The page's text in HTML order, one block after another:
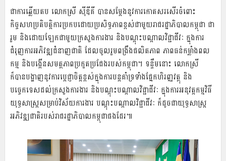
ជាការឆ្លើយតប លោកស្រី ស៊ីឌីគី បានសម្ដែងនូវការកោតសរសើរចំពោះ
កិច្ចសហប្រតិបត្តិការប្រកបដោយប្រសិទ្ធភាពខ្ពស់ជាមួយរាជរដ្ឋាភិបាលកម្ពុជា ជា
រួម និងដោយឡែកជាមួយក្រសួងការងារ និងបណ្ដុះបណ្ដាលវិជ្ជាជីវៈ ក្នុងការ
ជំរុញការអភិវឌ្ឍជំនាញជាតិ ដែលចូលរួមពង្រឹងផលិតភាព ភាពធន់កម្លាំងពល
កម្ម និងបង្កើនសមត្ថភាពប្រកួតប្រជែងរបស់កម្ពុជា។ ទន្ទឹមនោះ លោកស្រី
ក៏បានបង្ហាញនូវការប្ដេជ្ញាចិត្តខ្ពស់ក្នុងការបន្តគាំទ្រទាំងផ្នែកហិរញ្ញវត្ថុ និង
បច្ចេកទេសដល់ក្រសួងការងារ និងបណ្ដុះបណ្ដាលវិជ្ជាជីវៈ ក្នុងការអនុវត្តកម្មវិធី
យុទ្ធសាស្ត្រសម្រាប់វិស័យការងារ បណ្ដុះបណ្ដាលវិជ្ជាជីវៈ ក៏ដូចជាយុទ្ធសាស្ត្រ
អភិវឌ្ឍជាតិរបស់រាជរដ្ឋាភិបាលកម្ពុជាផងដែរ៕